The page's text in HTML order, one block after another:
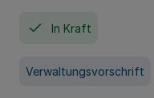
In Kraft
Verwaltungsvorschrift